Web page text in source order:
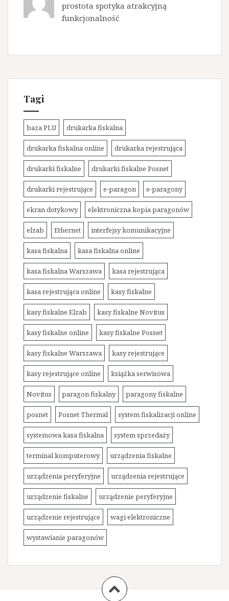
prostota spotyka atrakcyjną
funkcjonalność
Tagi
baza PLU drukarka fiskalna
drukarka fiskalna online drukarka rejestrująca
drukarki fiskalne drukarki fiskalne Posnet
drukarki rejestrujące e-paragon e-paragony
ekran dotykowy elektroniczna kopia paragonów
elzab Ethernet interfejsy komunikacyjne
kasa fiskalna kasa fiskalna online
kasa fiskalna Warszawa kasa rejestrująca
kasa rejestrująca online kasy fiskalne
kasy fiskalne Elzab kasy fiskalne Novitus
kasy fiskalne online kasy fiskalne Posnet
kasy fiskalne Warszawa kasy rejestrujące
kasy rejestrujące online książka serwisowa
Novitus paragon fiskalny paragony fiskalne
posnet Posnet Thermal system fiskalizacji online
systemowa kasa fiskalna system sprzedaży
terminal komputerowy urządzenia fiskalne
urządzenia peryferyjne urządzenia rejestrujące
urządzenie fiskalne urządzenie peryferyjne
urządzenie rejestrujące wagi elektroniczne
wystawianie paragonów